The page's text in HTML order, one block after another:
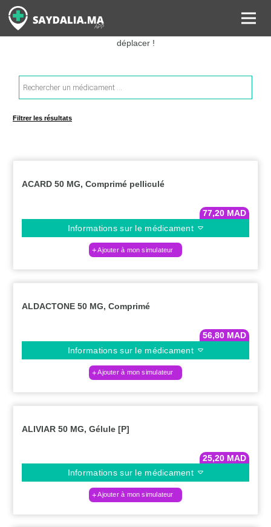
Rechercher les informations sur vos médicaments, leurs prix et
estimer ainsi le coût total de votre ordonnance, sans vous
déplacer !
Recherche
de
produits
Filtrer les résultats
ACARD 50 MG, Comprimé pelliculé
77,20 MAD
Informations sur le médicament
Ajouter à mon simulateur
ALDACTONE 50 MG, Comprimé
56,80 MAD
Informations sur le médicament
Ajouter à mon simulateur
ALIVIAR 50 MG, Gélule [P]
25,20 MAD
Informations sur le médicament
Ajouter à mon simulateur